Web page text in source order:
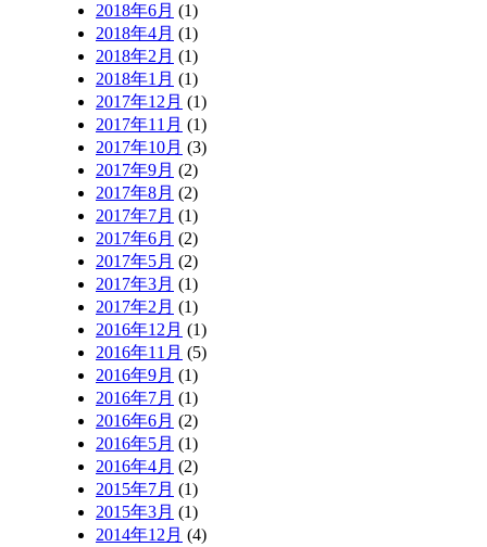
2018年6月 (1)
2018年4月 (1)
2018年2月 (1)
2018年1月 (1)
2017年12月 (1)
2017年11月 (1)
2017年10月 (3)
2017年9月 (2)
2017年8月 (2)
2017年7月 (1)
2017年6月 (2)
2017年5月 (2)
2017年3月 (1)
2017年2月 (1)
2016年12月 (1)
2016年11月 (5)
2016年9月 (1)
2016年7月 (1)
2016年6月 (2)
2016年5月 (1)
2016年4月 (2)
2015年7月 (1)
2015年3月 (1)
2014年12月 (4)